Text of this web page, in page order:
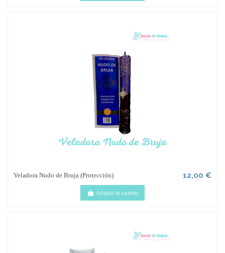
Veladora Nudo de Bruja (Protección) 12,00 €
Añadir al carrito